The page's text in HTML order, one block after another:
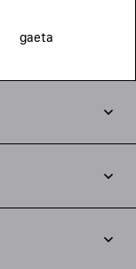
gaeta